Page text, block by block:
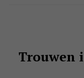
Trouwen